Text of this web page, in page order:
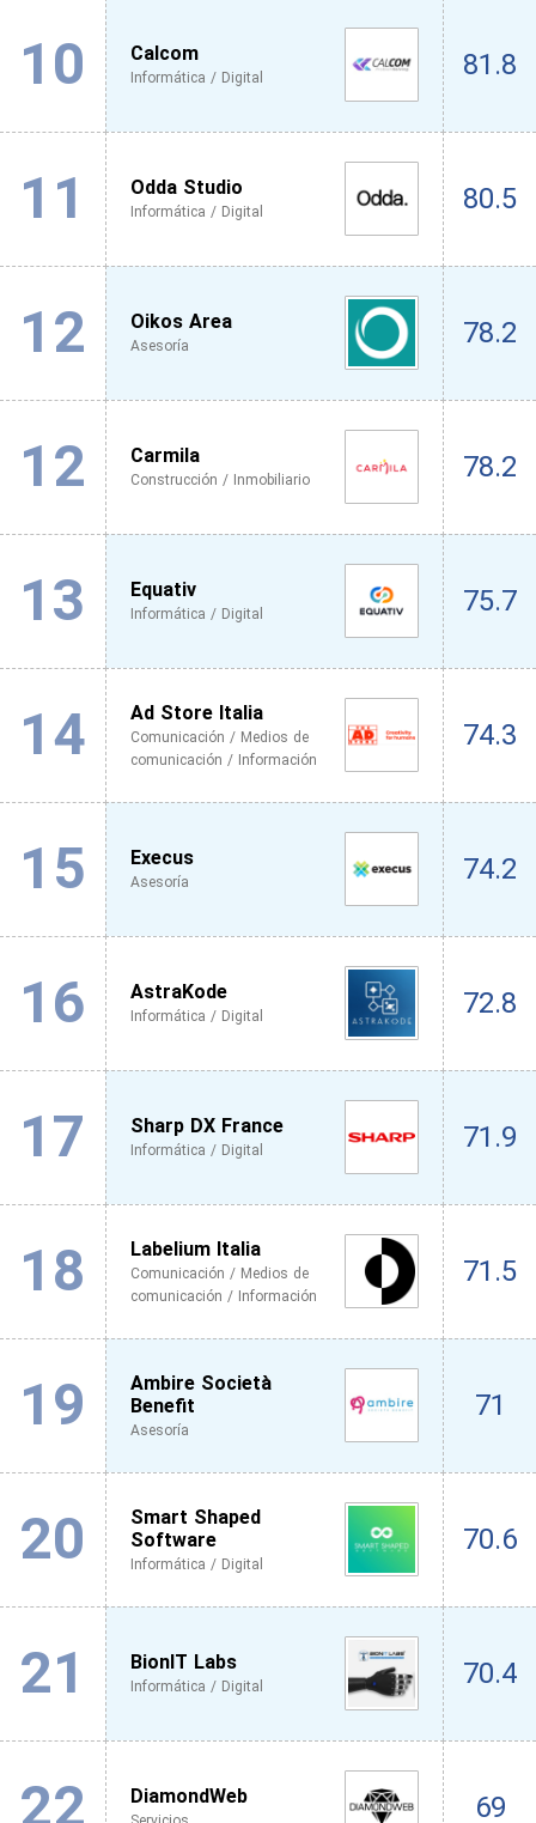
10 Calcom
Informática / Digital 81.8
11 Odda Studio
Informática / Digital 80.5
12 Oikos Area
Asesoría 78.2
12 Carmila
Construcción / Inmobiliario 78.2
13 Equativ
Informática / Digital 75.7
14 Ad Store Italia
Comunicación / Medios de
comunicación / Información
74.3
15 Execus
Asesoría 74.2
16 AstraKode
Informática / Digital 72.8
17 Sharp DX France
Informática / Digital 71.9
18 Labelium Italia
Comunicación / Medios de
comunicación / Información
71.5
19
Ambire Società
Benefit
Asesoría
71
20
Smart Shaped
Software
Informática / Digital
70.6
21 BionIT Labs
Informática / Digital 70.4
22 DiamondWeb 69